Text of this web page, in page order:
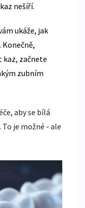
nešíří.
ukáže, jak
kaz, začnete
zubním
aby se bílá
je možné - ale